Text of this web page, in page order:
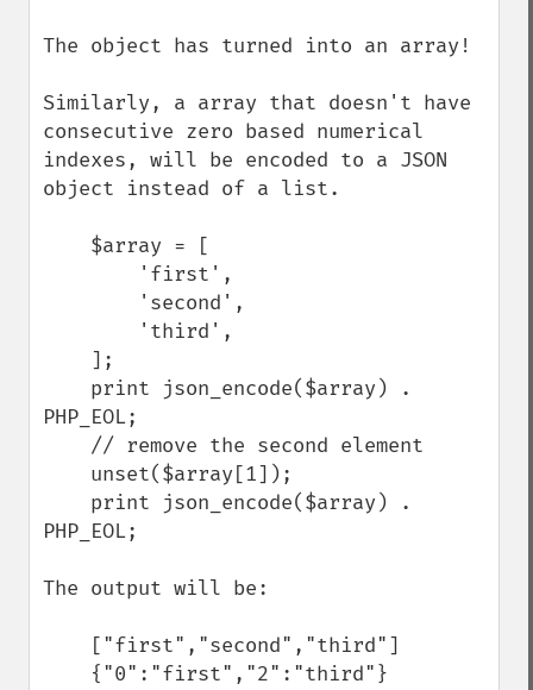
The object has turned into an array!
Similarly, a array that doesn't have
consecutive zero based numerical
indexes, will be encoded to a JSON
object instead of a list.
PHP_EOL;
PHP_EOL;
The output will be: